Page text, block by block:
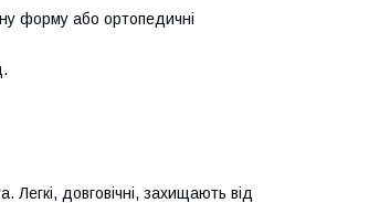
форму або ортопедичні
Легкі, довговічні, захищають від